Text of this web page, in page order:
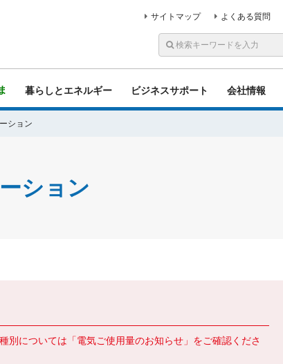
サイトマップ よくある質問
暮らしとエネルギー ビジネスサポート 会社情報
ション
ション
別については「電気ご使用量のお知らせ」をご確認くださ